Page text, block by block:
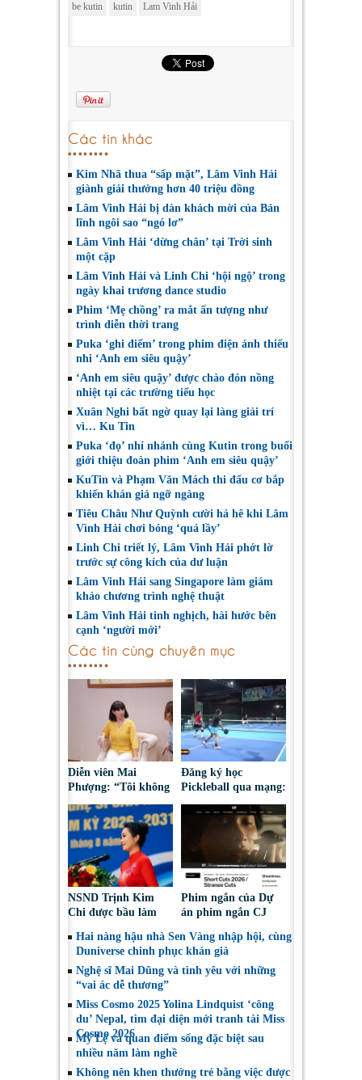
be kutin kutin Lam Vinh Hải
Các tin khác
Kim Nhã thua “sấp mặt”, Lâm Vinh Hải
giành giải thưởng hơn 40 triệu đồng
Lâm Vinh Hải bị dàn khách mời của Bản
lĩnh ngôi sao “ngó lơ”
Lâm Vinh Hải ‘dừng chân’ tại Trời sinh
một cặp
Lâm Vinh Hải và Linh Chi ‘hội ngộ’ trong
ngày khai trương dance studio
Phim ‘Mẹ chồng’ ra mắt ấn tượng như
trình diễn thời trang
Puka ‘ghi điểm’ trong phim điện ảnh thiếu
nhi ‘Anh em siêu quậy’
‘Anh em siêu quậy’ được chào đón nồng
nhiệt tại các trường tiểu học
Xuân Nghi bất ngờ quay lại làng giải trí
vì… Ku Tin
Puka ‘đọ’ nhí nhảnh cùng Kutin trong buổi
giới thiệu đoàn phim ‘Anh em siêu quậy’
KuTin và Phạm Văn Mách thi đấu cơ bắp
khiến khán giả ngỡ ngàng
Tiêu Châu Như Quỳnh cười hả hê khi Lâm
Vình Hải chơi bóng ‘quá lầy’
Linh Chi triết lý, Lâm Vinh Hải phớt lờ
trước sự công kích của dư luận
Lâm Vinh Hải sang Singapore làm giám
khảo chương trình nghệ thuật
Lâm Vinh Hải tinh nghịch, hài hước bên
cạnh ‘người mới’
Các tin cùng chuyên mục
Diễn viên Mai
Phượng: “Tôi không
bao giờ hối hận về
những gì mình đã
chọn”
Đăng ký học
Pickleball qua mạng:
Nguy cơ bị chiếm
đoạt tài sản
NSND Trịnh Kim
Chi được bầu làm
Nghệ sĩ Sân khấu
Việt Nam
Phim ngắn của Dự
án phim ngắn CJ
tại LHP quốc tế
Toronto 2026
Hai nàng hậu nhà Sen Vàng nhập hội, cùng
Duniverse chinh phục khán giả
Nghệ sĩ Mai Dũng và tình yêu với những
“vai ác dễ thương”
Miss Cosmo 2025 Yolina Lindquist ‘công
du’ Nepal, tìm đại diện mới tranh tài Miss
Cosmo 2026
Mỹ Lệ và quan điểm sống đặc biệt sau
nhiều năm làm nghề
Không nên khen thưởng trẻ bằng việc được